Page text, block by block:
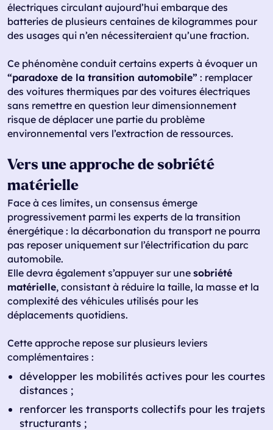
électriques circulant aujourd’hui embarque des
batteries de plusieurs centaines de kilogrammes pour
des usages qui n’en nécessiteraient qu’une fraction.
Ce phénomène conduit certains experts à évoquer un
“paradoxe de la transition automobile” : remplacer
des voitures thermiques par des voitures électriques
sans remettre en question leur dimensionnement
risque de déplacer une partie du problème
environnemental vers l’extraction de ressources.
Vers une approche de sobriété
matérielle
Face à ces limites, un consensus émerge
progressivement parmi les experts de la transition
énergétique : la décarbonation du transport ne pourra
pas reposer uniquement sur l’électrification du parc
automobile.
Elle devra également s’appuyer sur une sobriété
matérielle, consistant à réduire la taille, la masse et la
complexité des véhicules utilisés pour les
déplacements quotidiens.
Cette approche repose sur plusieurs leviers
complémentaires :
développer les mobilités actives pour les courtes
distances ;
renforcer les transports collectifs pour les trajets
structurants ;